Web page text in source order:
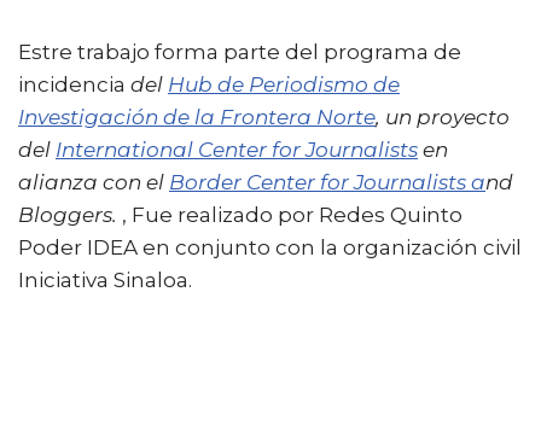
Estre trabajo forma parte del programa de
incidencia del Hub de Periodismo de
Investigación de la Frontera Norte, un proyecto
del International Center for Journalists en
alianza con el Border Center for Journalists and
Bloggers. , Fue realizado por Redes Quinto
Poder IDEA en conjunto con la organización civil
Iniciativa Sinaloa.